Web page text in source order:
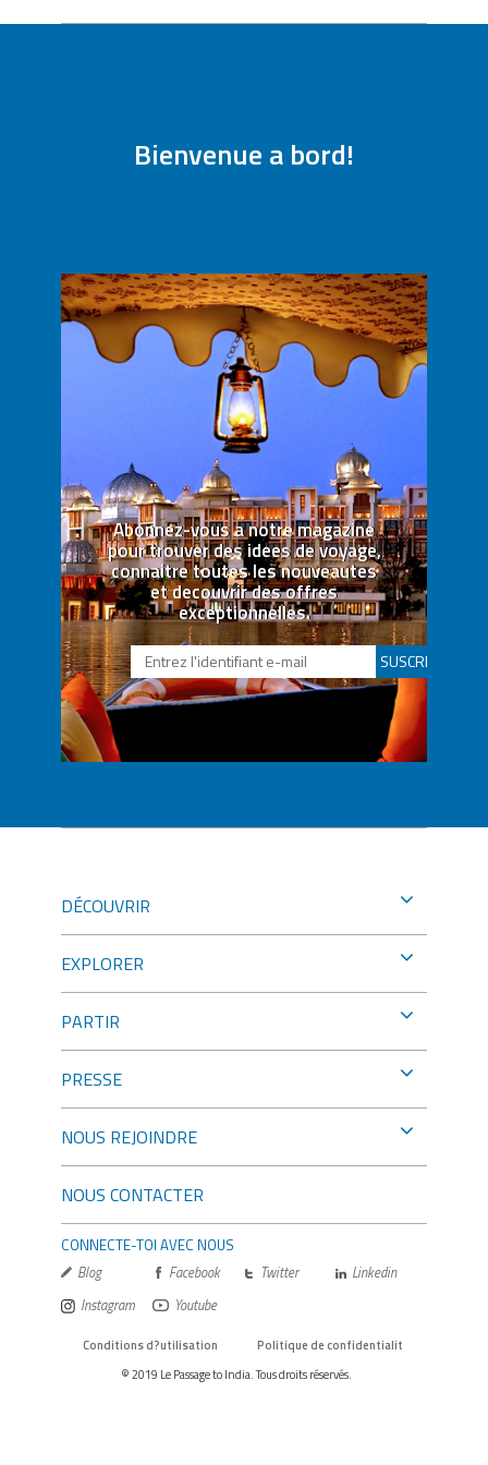
Toutes les expériences
Bienvenue a bord!
Abonnez-vous a notre magazine
pour trouver des idees de voyage,
connaitre toutes les nouveautes
et decouvrir des offres
exceptionnelles.
SUSCRIBETE
DÉCOUVRIR
EXPLORER
PARTIR
PRESSE
NOUS REJOINDRE
NOUS CONTACTER
CONNECTE-TOI AVEC NOUS
Blog Facebook Twitter
Linkedin
Instagram
Youtube
Conditions d?utilisation
Politique de confidentialit
© 2019 Le Passage to India. Tous droits réservés.